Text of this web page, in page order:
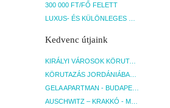
300 000 FT/FŐ FELETT
Kedvenc útjaink
KIRÁLYI VÁROSOK KÖRUTAZÁS KÖZVETLEN REPÜLŐJÁRATTAL - BUDAPEST, REPÜLŐ